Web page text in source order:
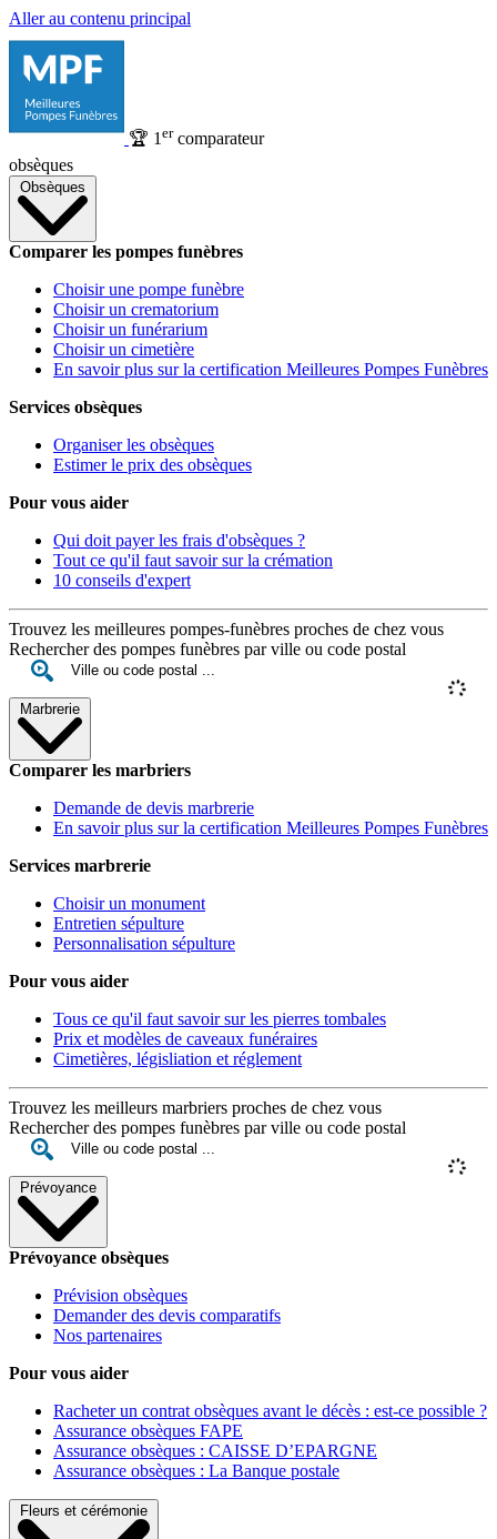
Aller au contenu principal
🏆 1 ercomparateur
obsèques
Obsèques
Comparer les pompes funèbres
Choisir une pompe funèbre
Choisir un crematorium
Choisir un funérarium
Choisir un cimetière
En savoir plus sur la certification Meilleures Pompes Funèbres
Services obsèques
Organiser les obsèques
Estimer le prix des obsèques
Pour vous aider
Qui doit payer les frais d'obsèques ?
Tout ce qu'il faut savoir sur la crémation
10 conseils d'expert
Trouvez les meilleures pompes-funèbres proches de chez vous
Rechercher des pompes funèbres par ville ou code postal
Marbrerie
Comparer les marbriers
Demande de devis marbrerie
En savoir plus sur la certification Meilleures Pompes Funèbres
Services marbrerie
Choisir un monument
Entretien sépulture
Personnalisation sépulture
Pour vous aider
Tous ce qu'il faut savoir sur les pierres tombales
Prix et modèles de caveaux funéraires
Cimetières, législiation et réglement
Trouvez les meilleurs marbriers proches de chez vous
Rechercher des pompes funèbres par ville ou code postal
Prévoyance
Prévoyance obsèques
Prévision obsèques
Demander des devis comparatifs
Nos partenaires
Pour vous aider
Racheter un contrat obsèques avant le décès : est-ce possible ?
Assurance obsèques FAPE
Assurance obsèques : CAISSE D’EPARGNE
Assurance obsèques : La Banque postale
Fleurs et cérémonie